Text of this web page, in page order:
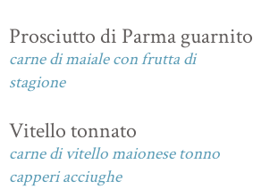
Prosciutto di Parma guarnito
carne di maiale con frutta di
stagione
Vitello tonnato
carne di vitello maionese tonno
capperi acciughe